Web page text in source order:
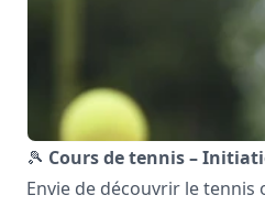
🎾 Cours de tennis –
Envie de découvrir le